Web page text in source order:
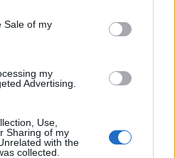
purposes in below Google
Sale of my
my
Advertising.
Use,
Sharing of my
with the
collected.